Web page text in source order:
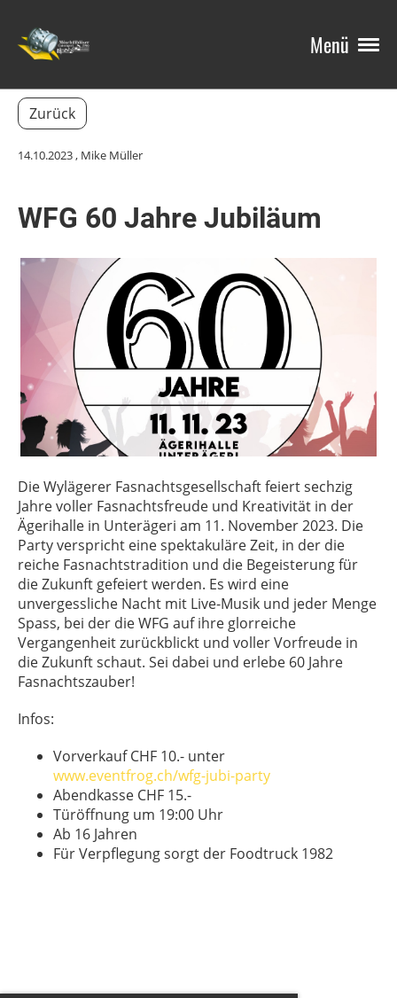
Menü
Zurück
14.10.2023, Mike Müller
WFG 60 Jahre Jubiläum
Die Wylägerer Fasnachtsgesellschaft feiert sechzig
Jahre voller Fasnachtsfreude und Kreativität in der
Ägerihalle in Unterägeri am 11. November 2023. Die
Party verspricht eine spektakuläre Zeit, in der die
reiche Fasnachtstradition und die Begeisterung für
die Zukunft gefeiert werden. Es wird eine
unvergessliche Nacht mit Live-Musik und jeder Menge
Spass, bei der die WFG auf ihre glorreiche
Vergangenheit zurückblickt und voller Vorfreude in
die Zukunft schaut. Sei dabei und erlebe 60 Jahre
Fasnachtszauber!
Infos:
Vorverkauf CHF 10.- unter
www.eventfrog.ch/wfg-jubi-party
Abendkasse CHF 15.-
Türöffnung um 19:00 Uhr
Ab 16 Jahren
Für Verpflegung sorgt der Foodtruck 1982